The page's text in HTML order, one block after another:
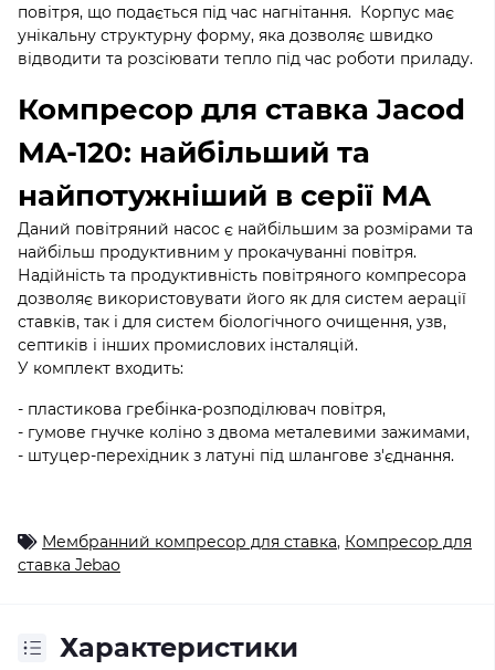
повітря, що подається під час нагнітання. Корпус має
унікальну структурну форму, яка дозволяє швидко
відводити та розсіювати тепло під час роботи приладу.
Компресор для ставка Jacod
MA-120: найбільший та
найпотужніший в серії MA
Даний повітряний насос є найбільшим за розмірами та
найбільш продуктивним у прокачуванні повітря.
Надійність та продуктивність повітряного компресора
дозволяє використовувати його як для систем аерації
ставків, так і для систем біологічного очищення, узв,
септиків і інших промислових інсталяцій.
У комплект входить:
- пластикова гребінка-розподілювач повітря,
- гумове гнучке коліно з двома металевими зажимами,
- штуцер-перехідник з латуні під шлангове з'єднання.
Мембранний компресор для ставка, Компресор для
ставка Jebao
Характеристики